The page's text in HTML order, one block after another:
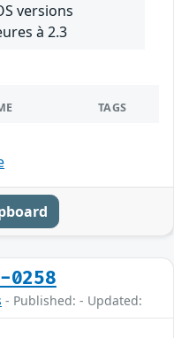
versions
à 2.3
TAGS
0258
- Published: - Updated: